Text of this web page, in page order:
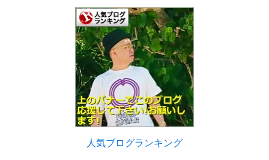
人気ブログランキング